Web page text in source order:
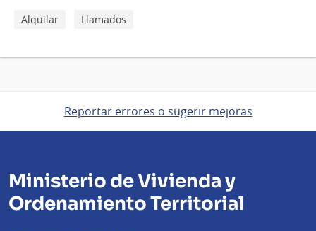
Alquilar Llamados
Reportar errores o sugerir mejoras
Ministerio de Vivienda y
Ordenamiento Territorial